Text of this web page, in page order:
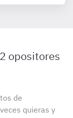
opositores
de
quieras y